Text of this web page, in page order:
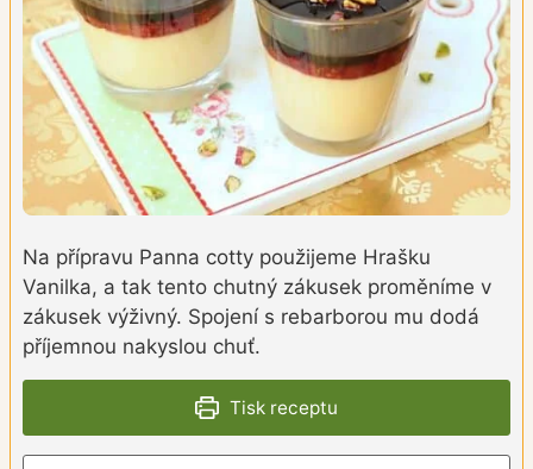
Na přípravu Panna cotty použijeme Hrašku
Vanilka, a tak tento chutný zákusek proměníme v
zákusek výživný. Spojení s rebarborou mu dodá
příjemnou nakyslou chuť.
Tisk receptu